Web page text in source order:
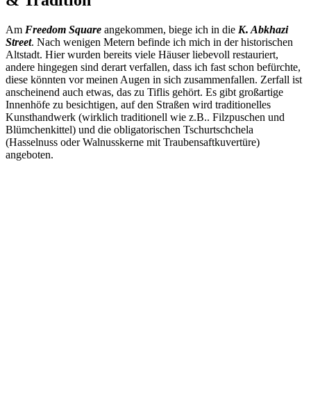
Am Freedom Square angekommen, biege ich in die K. Abkhazi
Street. Nach wenigen Metern befinde ich mich in der historischen
Altstadt. Hier wurden bereits viele Häuser liebevoll restauriert,
andere hingegen sind derart verfallen, dass ich fast schon befürchte,
diese könnten vor meinen Augen in sich zusammenfallen. Zerfall ist
anscheinend auch etwas, das zu Tiflis gehört. Es gibt großartige
Innenhöfe zu besichtigen, auf den Straßen wird traditionelles
Kunsthandwerk (wirklich traditionell wie z.B.. Filzpuschen und
Blümchenkittel) und die obligatorischen Tschurtschchela
(Hasselnuss oder Walnusskerne mit Traubensaftkuvertüre)
angeboten.